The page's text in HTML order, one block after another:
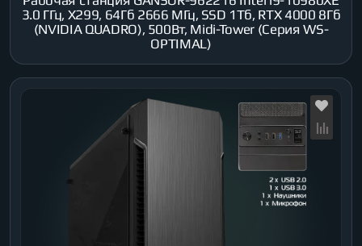
3.0 ГГц, X299, 64Гб 2666 МГц, SSD 1Тб, RTX 4000 8Гб
(NVIDIA QUADRO), 500Вт, Midi-Tower (Серия WS-
OPTIMAL)